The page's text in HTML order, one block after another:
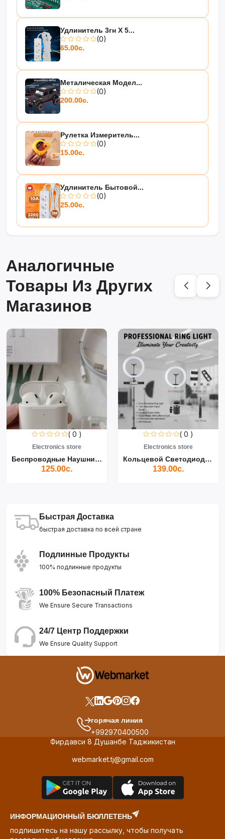
Удлинитель 3гн Х 5...
(0)
65.00с.
Металическая Модел...
(0)
200.00с.
Рулетка Измеритель...
(0)
15.00с.
Удлинитель Бытовой...
(0)
25.00с.
Аналогичные
Товары Из Других
Магазинов
( 0 )
Electronics store
Беспроводные Наушники Air...
125.00с.
( 0 )
Electronics store
Кольцевой Светодиодный Св...
139.00с.
Быстрая Доставка
быстрая доставка по всей стране
Подлинные Продукты
100% подлинные продукты
100% Безопасный Платеж
We Ensure Secure Transactions
24/7 Центр Поддержки
We Ensure Quality Support
горячая линия
+992970400500
Фирдавси 8 Душанбе Таджикистан
webmarket.tj@gmail.com
ИНФОРМАЦИОННЫЙ БЮЛЛЕТЕНЬ
подпишитесь на нашу рассылку, чтобы получать